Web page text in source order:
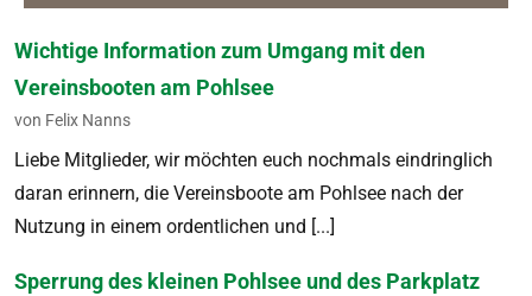
Wichtige Information zum Umgang mit den
Vereinsbooten am Pohlsee
von Felix Nanns
Liebe Mit­glieder, wir möcht­en euch nochmals ein­dringlich
daran erin­nern, die Vere­ins­boote am Pohlsee nach der
Nutzung in einem ordentlichen und [...]
Sperrung des kleinen Pohlsee und des Parkplatz